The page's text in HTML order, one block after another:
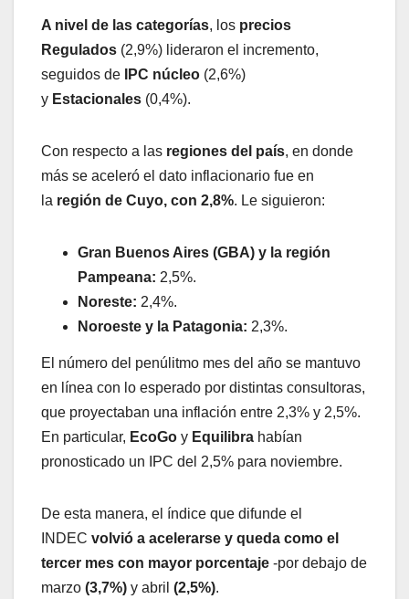
A nivel de las categorías, los precios
Regulados (2,9%) lideraron el incremento,
seguidos de IPC núcleo (2,6%)
y Estacionales (0,4%).
Con respecto a las regiones del país, en donde
más se aceleró el dato inflacionario fue en
la región de Cuyo, con 2,8%. Le siguieron:
Gran Buenos Aires (GBA) y la región
Pampeana: 2,5%.
Noreste: 2,4%.
Noroeste y la Patagonia: 2,3%.
El número del penúlitmo mes del año se mantuvo
en línea con lo esperado por distintas consultoras,
que proyectaban una inflación entre 2,3% y 2,5%.
En particular, EcoGo y Equilibra habían
pronosticado un IPC del 2,5% para noviembre.
De esta manera, el índice que difunde el
INDEC volvió a acelerarse y queda como el
tercer mes con mayor porcentaje -por debajo de
marzo (3,7%) y abril (2,5%).